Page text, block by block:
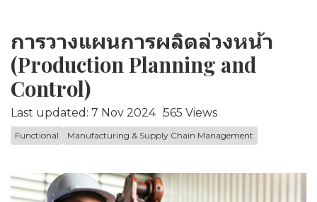
การวางแผนการผลิตล่วงหน้า
(Production Planning and
Control)
Last updated: 7 Nov 2024 565 Views
Functional Manufacturing & Supply Chain Management